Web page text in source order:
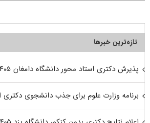
تازه‌ترین خبرها
پذیرش دکتری استاد محور دانشگاه دامغان ۱۴۰۵
برنامه وزارت علوم برای جذب دانشجوی دکتری